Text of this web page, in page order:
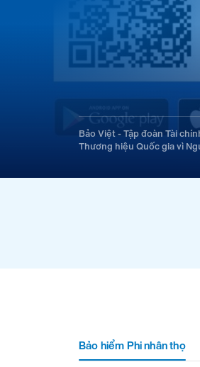
Bảo Việt - Tập đoàn Tài
Thương hiệu Quốc gia vì
Bảo hiểm Phi nhân thọ